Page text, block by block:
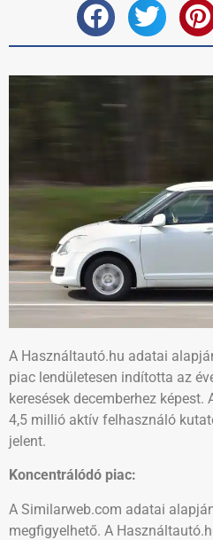
A Használtautó.hu adatai
piac lendületesen indította az
keresések decemberhez
4,5 millió aktív felhasználó
jelent.
Koncentrálódó piac:
A Similarweb.com adatai
megfigyelhető. A